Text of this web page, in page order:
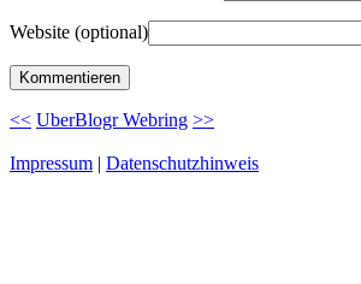
Website (optional)
<< UberBlogr Webring >>
Impressum | Datenschutzhinweis